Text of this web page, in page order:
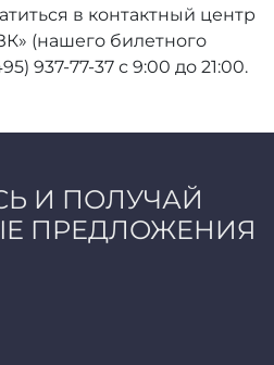
в контактный центр
(нашего билетного
937-77-37 с 9:00 до 21:00.
И ПОЛУЧАЙ
ПРЕДЛОЖЕНИЯ